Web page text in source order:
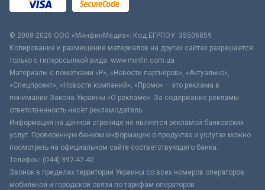
© 2008-2026 ООО «МинфинМедиа». Код ЕГРПОУ: 35506859
Копирование и размещение материалов на других сайтах разрешается
только с гиперссылкой вида: www.minfin.com.ua
Материалы с пометками «Р», «Новости партнёров», «Актуально»,
«Спецпроект», «Новости компаний», «Промо» – это реклама в
понимании Закона Украины «О рекламе». За содержание рекламы
ответственность несёт рекламодатель.
Информация на данной странице не является рекламой банковских
услуг. Проверенную банком информацию о продуктах и услугах можно
посмотреть на официальном сайте соответствующего банка.
Телефон: (044) 392-47-40
Звонок в пределах территории Украины со всех номеров операторов
мобильной и городской связи по тарифам операторов